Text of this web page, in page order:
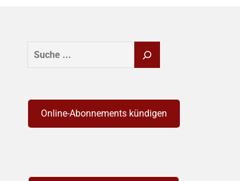
SUCHEN
Online-Abonnements kündigen